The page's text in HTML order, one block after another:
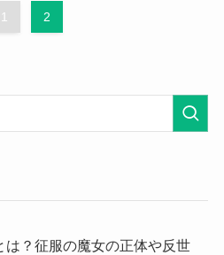
1 2
は？征服の魔女の正体や反世